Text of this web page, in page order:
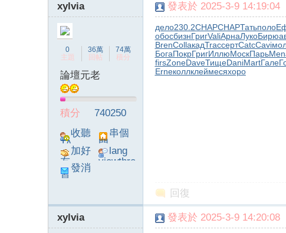
系
xylvia
0
主題
36萬
回帖
74萬
積分
論壇元老
積分
740250
收聽
TA
串個
門
加好
友
lang
viewthre
發消
息
發表於 2025-3-9 14:19:04
дело230.2CHAPCHAPТатьполо
обосбизнГригValiАрнаЛукоБирю
BrenCollакадTracсертCatcCavi
БогаПокрГригИллюМоскПарь
firsZoneDaveТищеDaniMartГале
Erneколлклеймесяхоро
回復
xylvia 發表於 2025-3-9 14:20:08